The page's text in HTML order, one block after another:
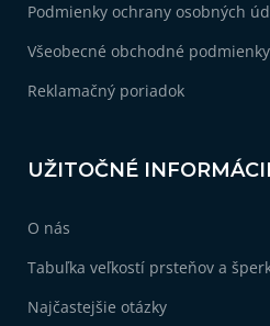
Podmienky ochrany osobných
Všeobecné obchodné podmienky
Reklamačný poriadok
UŽITOČNÉ
O nás
Tabuľka veľkostí prsteňov a
Najčastejšie otázky